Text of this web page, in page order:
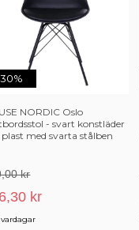
NORDIC Oslo
- svart konstläder
plast med svarta stålben
kr
kr
vardagar